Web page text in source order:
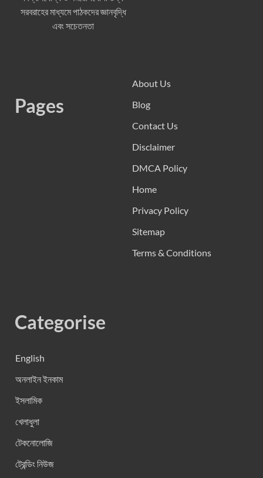
সরবরাহের মাধ্যমে পাঠকদের জ্ঞানবৃদ্ধি
এবং সচেতনতা
Pages
About Us
Blog
Contact Us
Disclaimer
DMCA Policy
Home
Privacy Policy
Sitemap
Terms & Conditions
Categorise
English
অনলাইন ইনকাম
ইসলামিক
খেলাধুলা
টেকনোলোজি
ট্রেন্ডিং নিউজ